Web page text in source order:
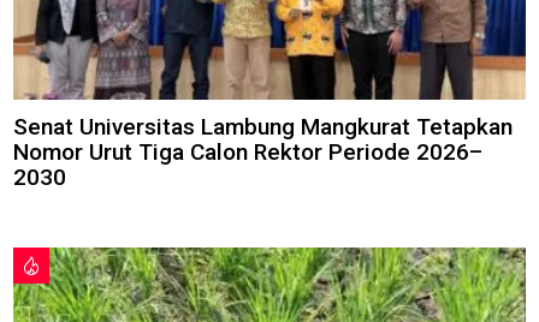
Senat Universitas Lambung Mangkurat Tetapkan
Nomor Urut Tiga Calon Rektor Periode 2026–
2030